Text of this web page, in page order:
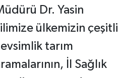
Dr. Yasin
ilimize ülkemizin çeşitli
tarım
İl Sağlık